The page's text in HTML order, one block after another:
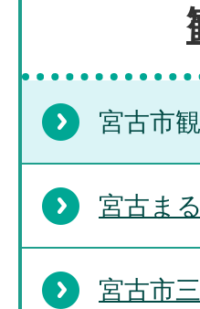
宮古市
宮古ま
宮古市